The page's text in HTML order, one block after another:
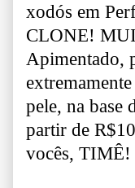
xodós em
CLONE!
Apimentado,
pele, na base
partir de
vocês, TIMÊ!